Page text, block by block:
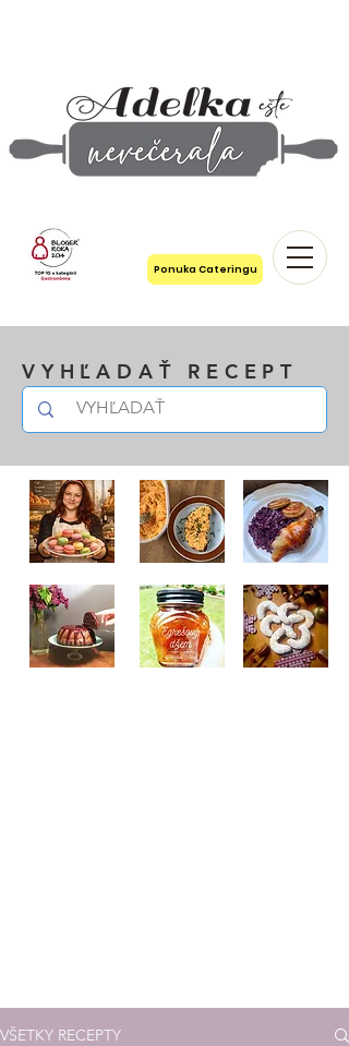
Ponuka Cateringu
VYHĽADAŤ RECEPT
VŠETKY RECEPTY